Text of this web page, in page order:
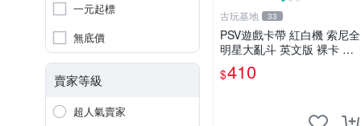
一元起標
無底價
賣家等級
超人氣賣家
古玩基地 33
PSV遊戲卡帶 紅白機 索尼全
明星大亂斗 英文版 裸卡 正
常運行 限索尼PSV機器 全明
星大亂斗 PSV 卡帶 智能機
$410